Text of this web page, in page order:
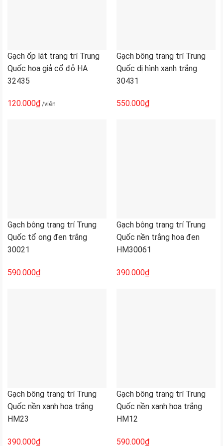
Gạch ốp lát trang trí Trung
Quốc hoa giả cổ đỏ HA
32435
120.000₫/viên
Gạch bông trang trí Trung
Quốc dị hình xanh trắng
30431
550.000₫
Gạch bông trang trí Trung
Quốc tổ ong đen trắng
30021
590.000₫
Gạch bông trang trí Trung
Quốc nền trắng hoa đen
HM30061
390.000₫
Gạch bông trang trí Trung
Quốc nền xanh hoa trắng
HM23
390.000₫
Gạch bông trang trí Trung
Quốc nền xanh hoa trắng
HM12
590.000₫